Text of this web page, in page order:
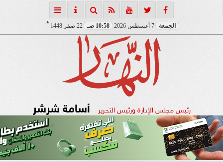
الجمعة 7 أغسطس 2026 10:58 صـ 22 صفر 1448
هـ
رئيس مجلس الإدارة ورئيس التحرير أسامة شرشر